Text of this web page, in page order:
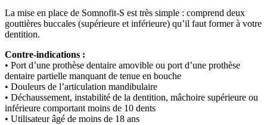
La mise en place de Somnofit-S est très simple : comprend deux
gouttières buccales (supérieure et inférieure) qu’il faut former à votre
dentition.
Contre-indications :
• Port d’une prothèse dentaire amovible ou port d’une prothèse
dentaire partielle manquant de tenue en bouche
• Douleurs de l’articulation mandibulaire
• Déchaussement, instabilité de la dentition, mâchoire supérieure ou
inférieure comportant moins de 10 dents
• Utilisateur âgé de moins de 18 ans